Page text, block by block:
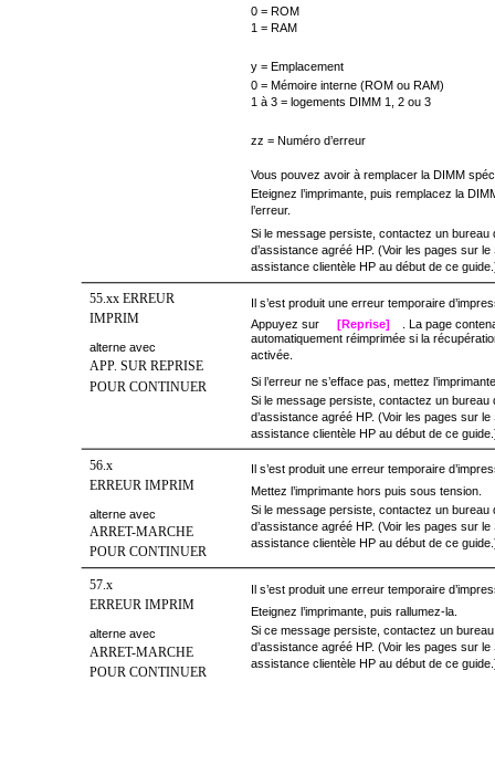
0 = ROM
1 = RAM
y = Emplacement
0 = Mémoire interne (ROM ou RAM)
1 à 3 = logements DIMM 1, 2 ou 3
zz = Numéro d’erreur
Vous pouvez avoir à remplacer la DIMM
Eteignez l’imprimante, puis remplacez la
l’erreur.
Si le message persiste, contactez un bureau
d’assistance agréé HP. (Voir les pages sur
assistance clientèle HP au début de ce
55.xx ERREUR
IMPRIM
alterne avec
APP. SUR REPRISE
POUR CONTINUER
Il s’est produit une erreur temporaire
Appuyez sur
[Reprise]
. La page
automatiquement réimprimée si la
activée.
Si l’erreur ne s’efface pas, mettez
Si le message persiste, contactez un bureau
d’assistance agréé HP. (Voir les pages sur
assistance clientèle HP au début de ce
56.x
ERREUR IMPRIM
alterne avec
ARRET-MARCHE
POUR CONTINUER
Il s’est produit une erreur temporaire
Mettez l’imprimante hors puis sous tension.
Si le message persiste, contactez un bureau
d’assistance agréé HP. (Voir les pages sur
assistance clientèle HP au début de ce
57.x
ERREUR IMPRIM
alterne avec
ARRET-MARCHE
POUR CONTINUER
Il s’est produit une erreur temporaire
Eteignez l’imprimante, puis rallumez-la.
Si ce message persiste, contactez un
d’assistance agréé HP. (Voir les pages sur
assistance clientèle HP au début de ce